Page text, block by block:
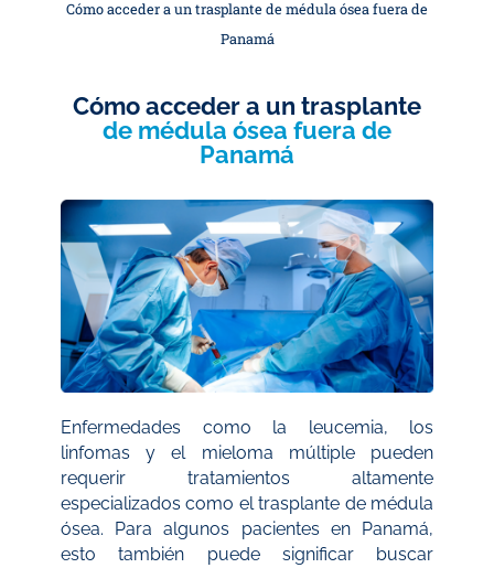
Cómo acceder a un trasplante de médula ósea fuera de
Panamá
Cómo acceder a un trasplante
de médula ósea fuera de
Panamá
Enfermedades como la leucemia, los
linfomas y el mieloma múltiple pueden
requerir tratamientos altamente
especializados como el trasplante de médula
ósea. Para algunos pacientes en Panamá,
esto también puede significar buscar